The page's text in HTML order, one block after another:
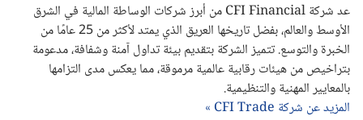
عد شركة CFI Financial من أبرز شركات الوساطة المالية في الشرق
الأوسط والعالم، بفضل تاريخها العريق الذي يمتد لأكثر من 25 عامًا من
الخبرة والتوسع. تتميز الشركة بتقديم بيئة تداول آمنة وشفافة، مدعومة
بتراخيص من هيئات رقابية عالمية مرموقة، مما يعكس مدى التزامها
بالمعايير المهنية والتنظيمية.
المزيد عن شركة CFI Trade »